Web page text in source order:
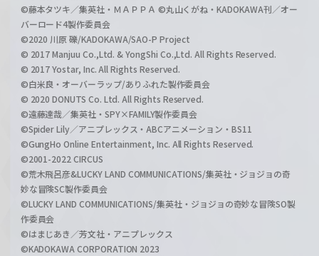
©藤本タツキ／集英社・ＭＡＰＰＡ ©丸山くがね・KADOKAWA刊／オー
バーロード4製作委員会
©2020 川原 礫/KADOKAWA/SAO-P Project
© 2017 Manjuu Co.,Ltd. & YongShi Co.,Ltd. All Rights Reserved.
© 2017 Yostar, Inc. All Rights Reserved.
©白米良・オーバーラップ/ありふれた製作委員会
© 2020 DONUTS Co. Ltd. All Rights Reserved.
©遠藤達哉／集英社・SPY×FAMILY製作委員会
©Spider Lily／アニプレックス・ABCアニメーション・BS11
©GungHo Online Entertainment, Inc. All Rights Reserved.
©2001-2022 CIRCUS
©荒木飛呂彦&LUCKY LAND COMMUNICATIONS/集英社・ジョジョの奇
妙な冒険SC製作委員会
©LUCKY LAND COMMUNICATIONS/集英社・ジョジョの奇妙な冒険SO製
作委員会
©はまじあき／芳文社・アニプレックス
©KADOKAWA CORPORATION 2023